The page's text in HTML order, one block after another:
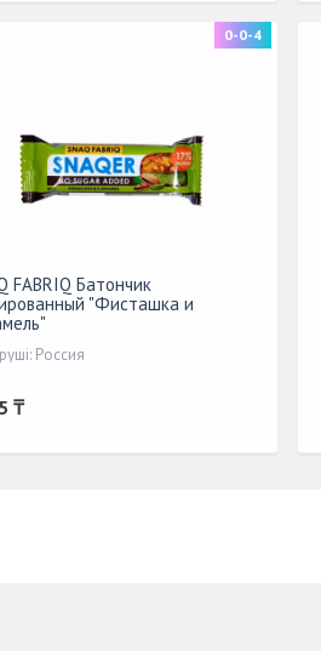
0-0-4
FABRIQ Батончик
"Фисташка и
Россия
₸